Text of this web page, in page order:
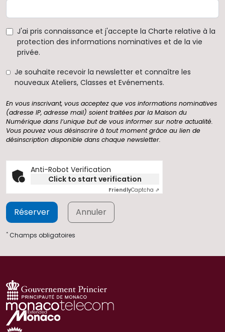
J'ai pris connaissance et j'accepte la Charte relative à la
protection des informations nominatives et de la vie
privée.
Je souhaite recevoir la newsletter et connaître les
nouveaux Ateliers, Classes et Evénements.
En vous inscrivant, vous acceptez que vos informations nominatives
(adresse IP, adresse mail) soient traitées par la Maison du
Numérique dans l’unique but de vous informer sur notre actualité.
Vous pouvez vous désinscrire à tout moment grâce au lien de
désinscription disponible dans chaque newsletter.
Anti-Robot Verification
Click to start verification
FriendlyCaptcha ⇗
Réserver Annuler
* Champs obligatoires